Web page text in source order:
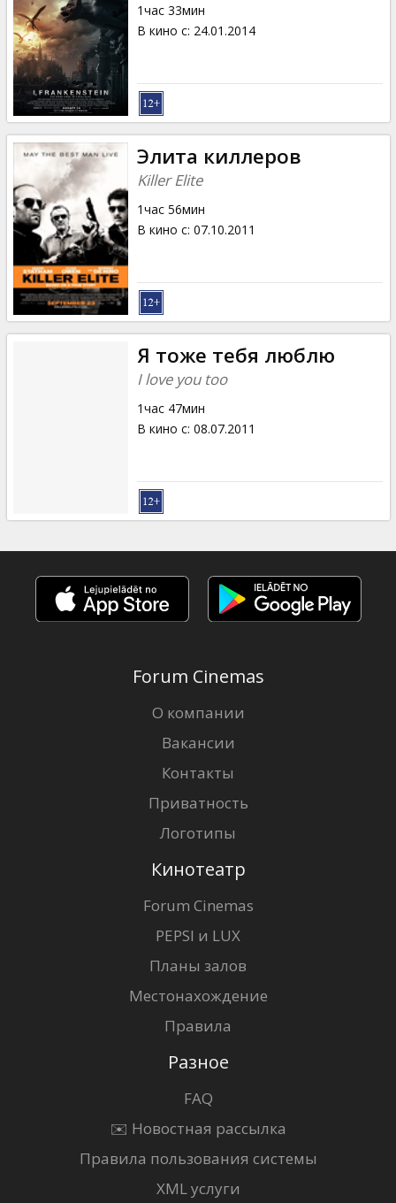
1час 33мин
В кино с: 24.01.2014
Элита киллеров
Killer Elite
1час 56мин
В кино с: 07.10.2011
Я тоже тебя люблю
I love you too
1час 47мин
В кино с: 08.07.2011
Forum Cinemas
О компании
Вакансии
Контакты
Приватность
Логотипы
Кинотеатр
Forum Cinemas
PEPSI и LUX
Планы залов
Местонахождение
Правила
Разное
FAQ
✉️ Новостная рассылка
Правила пользования системы
XML услуги